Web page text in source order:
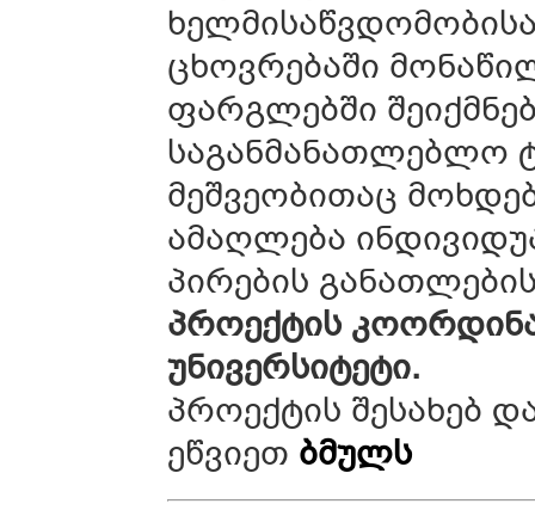
ცხოვრებაში
ფარგლებში
საგანმანათლებლო
მეშვეობითაც
ამაღლება
პირების
პროექტის
უნივერსიტეტი.
პროექტის შესახებ
ეწვიეთ ბმულს